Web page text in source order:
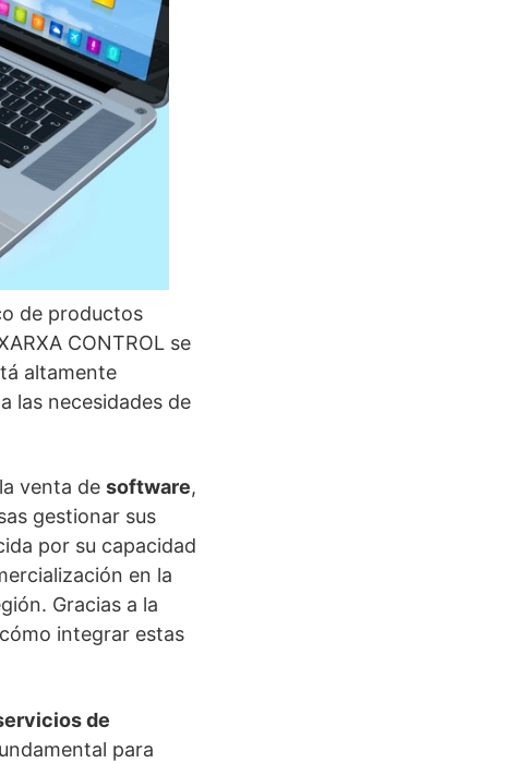
de productos
CONTROL se
altamente
las necesidades de
venta de software,
gestionar sus
por su capacidad
en la
Gracias a la
integrar estas
de
para